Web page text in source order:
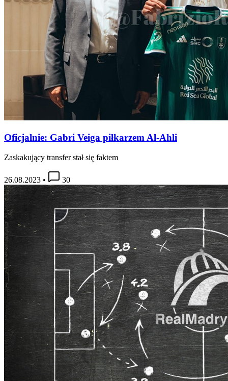
Oficjalnie: Gabri Veiga piłkarzem Al-Ahli
Zaskakujący transfer stał się faktem
26.08.2023 • 30